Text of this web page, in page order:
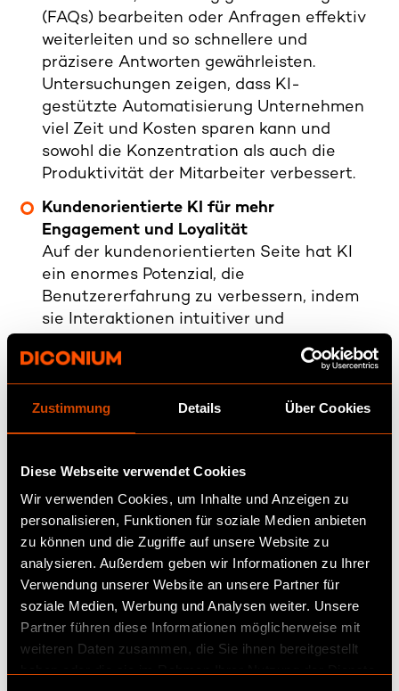
Zustimmung Details Über Cookies
Diese Webseite verwendet Cookies
Wir verwenden Cookies, um Inhalte und Anzeigen zu
personalisieren, Funktionen für soziale Medien anbieten
zu können und die Zugriffe auf unsere Website zu
analysieren. Außerdem geben wir Informationen zu Ihrer
Verwendung unserer Website an unsere Partner für
soziale Medien, Werbung und Analysen weiter. Unsere
Partner führen diese Informationen möglicherweise mit
weiteren Daten zusammen, die Sie ihnen bereitgestellt
(FAQs) bearbeiten oder Anfragen effektiv
weiterleiten und so schnellere und
präzisere Antworten gewährleisten.
Untersuchungen zeigen, dass KI-
gestützte Automatisierung Unternehmen
viel Zeit und Kosten sparen kann und
sowohl die Konzentration als auch die
Produktivität der Mitarbeiter verbessert.
Kundenorientierte KI für mehr
Engagement und Loyalität
Auf der kundenorientierten Seite hat KI
ein enormes Potenzial, die
Benutzererfahrung zu verbessern, indem
sie Interaktionen intuitiver und
Einkaufsassistenten können Kunden
beispielsweise durch komplexe
Kaufprozesse führen und
Produktvorschläge auf der Grundlage von
unterbreiten. Ein McKinsey-Bericht hebt
hervor, dass Personalisierung den Umsatz
um 10–15 % steigern kann, was die
Auswirkungen kundenorientierter KI-
Tools auf die Kundenbindung und -
loyalität verdeutlicht. Die Suche in
natürlicher Sprache ist ein weiteres
wertvolles Tool, das es Kunden ermöglicht,
im Gespräch nach Produkten zu suchen,
wodurch ihr Gesamterlebnis verbessert